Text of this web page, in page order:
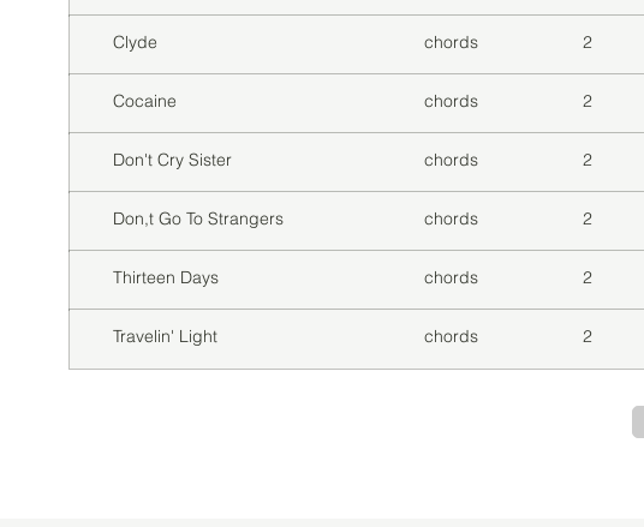
Clyde chords 2
Cocaine chords 2
Don't Cry Sister chords 2
Don,t Go To Strangers chords 2
Thirteen Days chords 2
Travelin' Light chords 2